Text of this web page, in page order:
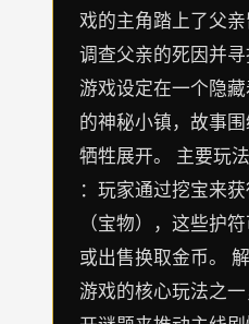
戏的主角踏上了父亲
调查父亲的死因并寻
游戏设定在一个隐
的神秘小镇，故事
牺牲展开。 主要玩
：玩家通过挖宝来
（宝物），这些护
或出售换取金币。
游戏的核心玩法之